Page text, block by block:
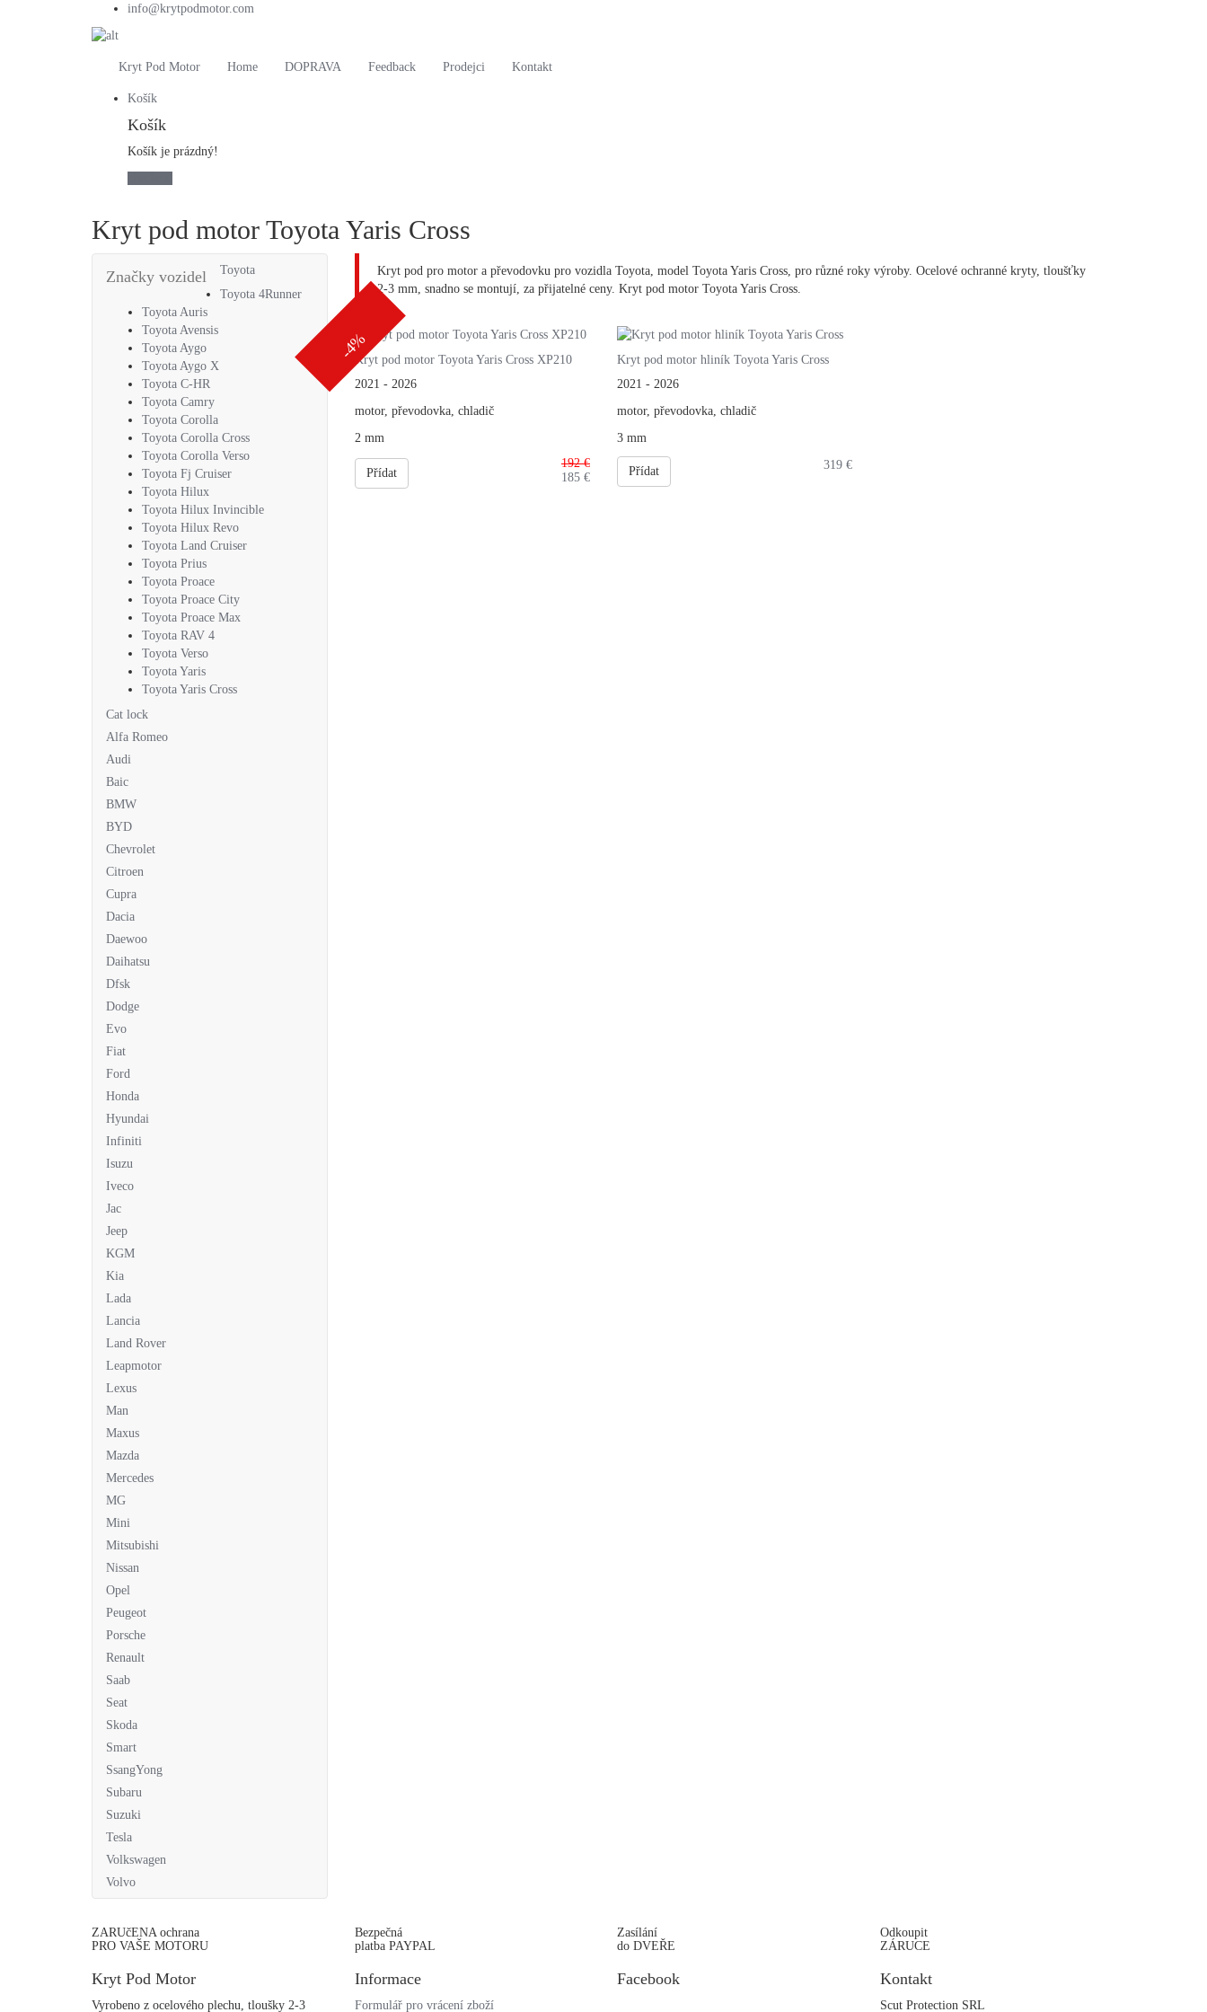
info@krytpodmotor.com
Kryt Pod Motor Home DOPRAVA Feedback Prodejci Kontakt
Košík
Košík
Košík je prázdný!
Kryt pod motor Toyota Yaris Cross
Značky vozidel
Toyota
Toyota 4Runner
Toyota Auris
Toyota Avensis
Toyota Aygo
Toyota Aygo X
Toyota C-HR
Toyota Camry
Toyota Corolla
Toyota Corolla Cross
Toyota Corolla Verso
Toyota Fj Cruiser
Toyota Hilux
Toyota Hilux Invincible
Toyota Hilux Revo
Toyota Land Cruiser
Toyota Prius
Toyota Proace
Toyota Proace City
Toyota Proace Max
Toyota RAV 4
Toyota Verso
Toyota Yaris
Toyota Yaris Cross
Cat lock
Alfa Romeo
Audi
Baic
BMW
BYD
Chevrolet
Citroen
Cupra
Dacia
Daewoo
Daihatsu
Dfsk
Dodge
Evo
Fiat
Ford
Honda
Hyundai
Infiniti
Isuzu
Iveco
Jac
Jeep
KGM
Kia
Lada
Lancia
Land Rover
Leapmotor
Lexus
Man
Maxus
Mazda
Mercedes
MG
Mini
Mitsubishi
Nissan
Opel
Peugeot
Porsche
Renault
Saab
Seat
Skoda
Smart
SsangYong
Subaru
Suzuki
Tesla
Volkswagen
Volvo
Kryt pod pro motor a převodovku pro vozidla Toyota, model Toyota Yaris Cross, pro různé roky výroby. Ocelové ochranné kryty, tloušťky
2-3 mm, snadno se montují, za přijatelné ceny. Kryt pod motor Toyota Yaris Cross.
-4%Kryt pod motor Toyota Yaris Cross XP210
2021 - 2026
motor, převodovka, chladič
2 mm
Přídat
192 €
185€
Kryt pod motor hliník Toyota Yaris Cross
2021 - 2026
motor, převodovka, chladič
3 mm
Přídat 319 €
ZARUčENA ochrana
PRO VAŠE MOTORU
Bezpečná
platba PAYPAL
Zasílání
do DVEŘE
Odkoupit
ZÁRUCE
Kryt Pod Motor
Vyrobeno z ocelového plechu, tloušky 2-3
Informace
Formulář pro vrácení zboží
Facebook Kontakt
Scut Protection SRL